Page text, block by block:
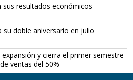
sus resultados económicos
su doble aniversario en julio
y cierra el primer semestre
ventas del 50%